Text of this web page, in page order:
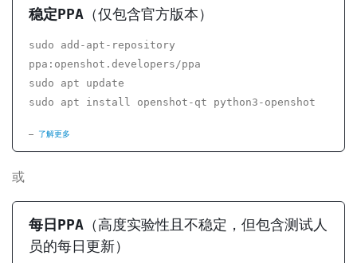
稳定PPA （仅包含官方版本）
sudo add-apt-repository
ppa:openshot.developers/ppa
sudo apt update
sudo apt install openshot-qt python3-openshot
了解更多
或
每日PPA （高度实验性且不稳定，但包含测试人
员的每日更新）